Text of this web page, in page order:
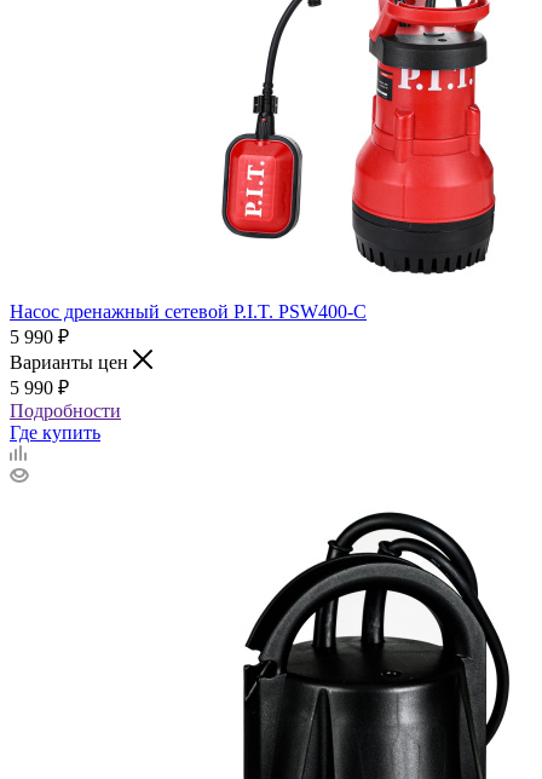
Насос дренажный сетевой P.I.T. PSW400-C
5 990 ₽
Варианты цен
5 990 ₽
Подробности
Где купить